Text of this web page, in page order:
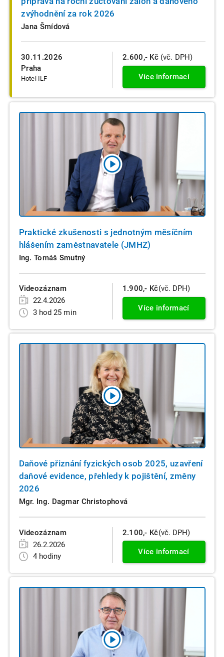
30.11.2026
Praha
Hotel ILF
zvýhodnění za rok 2026
Jana Šmídová
2.600,- Kč (vč. DPH)
Více informací
Praktické zkušenosti s jednotným měsíčním
hlášením zaměstnavatele (JMHZ)
Ing. Tomáš Smutný
Videozáznam
22.4.2026
3 hod 25 min
1.900,- Kč(vč. DPH)
Více informací
Daňové přiznání fyzických osob 2025, uzavření
daňové evidence, přehledy k pojištění, změny
2026
Mgr. Ing. Dagmar Christophová
Videozáznam
26.2.2026
4 hodiny
2.100,- Kč(vč. DPH)
Více informací